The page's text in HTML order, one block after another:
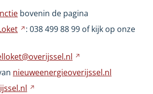
bovenin de pagina
Verwijst
een
andere
website
: 0384998899 of kijk op onze
naar
een
nieuweenergieoverijssel.nl